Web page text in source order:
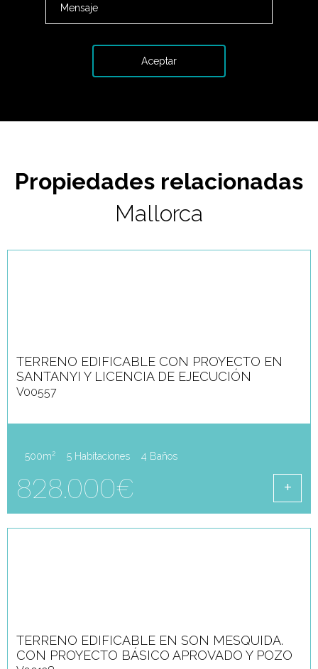
Propiedades relacionadas
Mallorca
TERRENO EDIFICABLE CON PROYECTO EN
SANTANYI Y LICENCIA DE EJECUCIÓN
V00557
500m2 5 Habitaciones 4 Baños
828.000€
TERRENO EDIFICABLE EN SON MESQUIDA.
CON PROYECTO BÁSICO APROVADO Y POZO